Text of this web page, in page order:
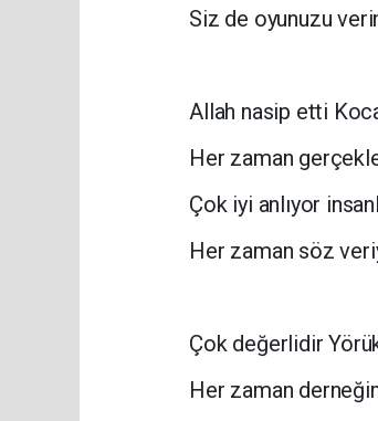
Siz de oyunuzu
Allah nasip etti
Her zaman
Çok iyi anlıyor
Her zaman söz
Çok değerlidir
Her zaman